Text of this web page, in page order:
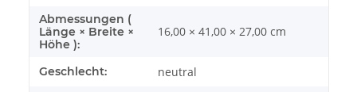
Abmessungen (
Länge × Breite ×
Höhe ):
16,00 × 41,00 × 27,00 cm
Geschlecht: neutral